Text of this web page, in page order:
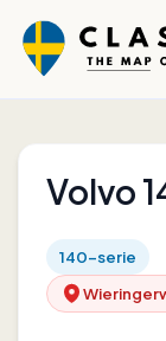
Volvo
140-serie